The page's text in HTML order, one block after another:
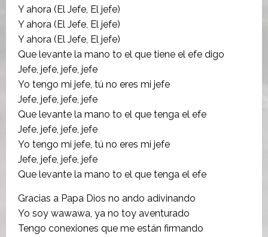
Y ahora (El Jefe, El jefe)
Y ahora (El Jefe, El jefe)
Y ahora (El Jefe, El jefe)
Que levante la mano to el que tiene el efe digo
Jefe, jefe, jefe, jefe
Yo tengo mi jefe, tú no eres mi jefe
Jefe, jefe, jefe, jefe
Que levante la mano to el que tenga el efe
Jefe, jefe, jefe, jefe
Yo tengo mi jefe, tú no eres mi jefe
Jefe, jefe, jefe, jefe
Que levante la mano to el que tenga el efe
Gracias a Papa Dios no ando adivinando
Yo soy wawawa, ya no toy aventurado
Tengo conexiones que me están firmando